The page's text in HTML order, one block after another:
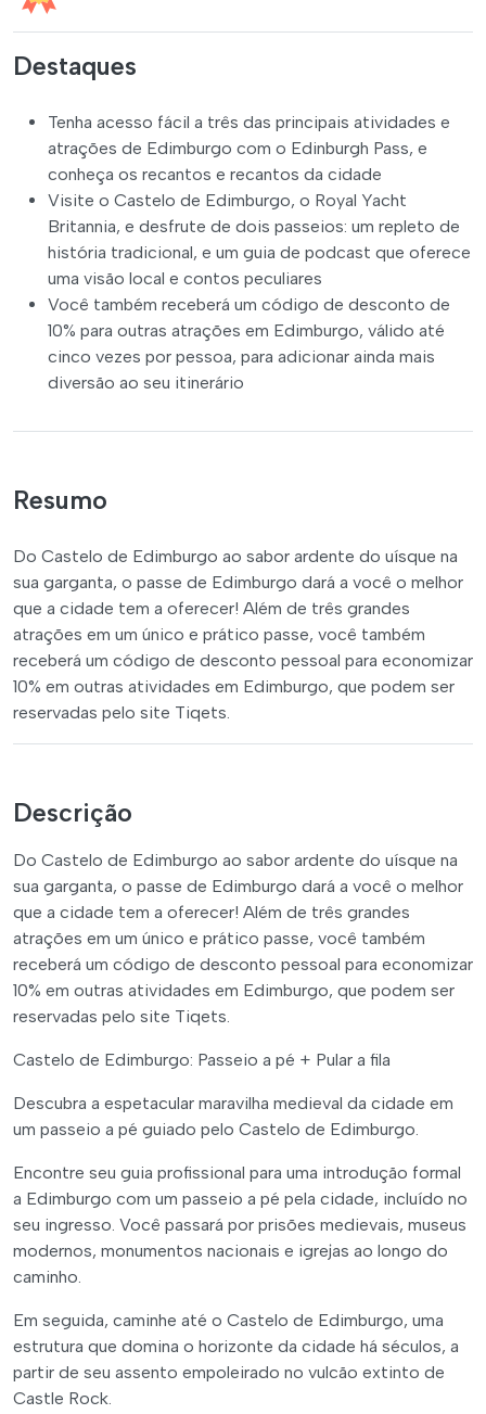
Destaques
Tenha acesso fácil a três das principais atividades e
atrações de Edimburgo com o Edinburgh Pass, e
conheça os recantos e recantos da cidade
Visite o Castelo de Edimburgo, o Royal Yacht
Britannia, e desfrute de dois passeios: um repleto de
história tradicional, e um guia de podcast que oferece
uma visão local e contos peculiares
Você também receberá um código de desconto de
10% para outras atrações em Edimburgo, válido até
cinco vezes por pessoa, para adicionar ainda mais
diversão ao seu itinerário
Resumo
Do Castelo de Edimburgo ao sabor ardente do uísque na
sua garganta, o passe de Edimburgo dará a você o melhor
que a cidade tem a oferecer! Além de três grandes
atrações em um único e prático passe, você também
receberá um código de desconto pessoal para economizar
10% em outras atividades em Edimburgo, que podem ser
reservadas pelo site Tiqets.
Descrição
Do Castelo de Edimburgo ao sabor ardente do uísque na
sua garganta, o passe de Edimburgo dará a você o melhor
que a cidade tem a oferecer! Além de três grandes
atrações em um único e prático passe, você também
receberá um código de desconto pessoal para economizar
10% em outras atividades em Edimburgo, que podem ser
reservadas pelo site Tiqets.
Castelo de Edimburgo: Passeio a pé + Pular a fila
Descubra a espetacular maravilha medieval da cidade em
um passeio a pé guiado pelo Castelo de Edimburgo.
Encontre seu guia profissional para uma introdução formal
a Edimburgo com um passeio a pé pela cidade, incluído no
seu ingresso. Você passará por prisões medievais, museus
modernos, monumentos nacionais e igrejas ao longo do
caminho.
Em seguida, caminhe até o Castelo de Edimburgo, uma
estrutura que domina o horizonte da cidade há séculos, a
partir de seu assento empoleirado no vulcão extinto de
Castle Rock.